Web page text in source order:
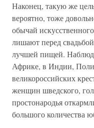
Наконец, такую же
вероятно, тоже
обычай
лишают перед
лучшей пищей.
Африке, в Индии,
великороссийских
женщин шведского,
простонародья
большого количества